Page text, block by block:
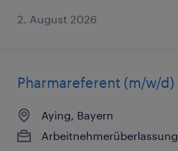
2. August 2026
Pharmareferent (m/w/d)
Aying, Bayern
Arbeitnehmerüberlassung